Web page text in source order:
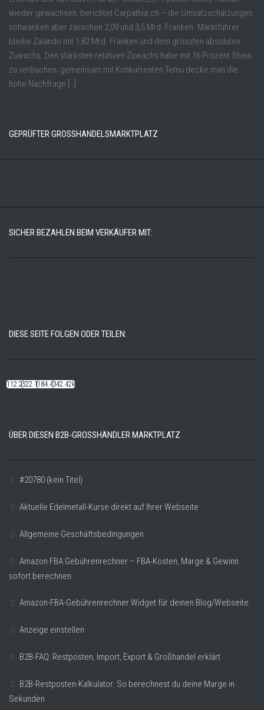
wieder gewachsen, berichtet Carpathia.ch – die Umsatzschätzungen
schwanken aber zwischen 2,09 und 3,5 Mrd. Franken. Marktführer
bleibe Zalando mit 1,82 Mrd. Franken und dem grössten absoluten
Zuwachs. Den stärksten relativen Zuwachs habe mit 16 Prozent Shein
zu verbuchen; gemeinsam mit Konkurrenten Temu decke man die
hohe Nachfrage […]
GEPRÜFTER GROSSHANDELSMARKTPLATZ
SICHER BEZAHLEN BEIM VERKÄUFER MIT:
DIESE SEITE FOLGEN ODER TEILEN:
112.22k522.14k184.48k342.42k
ÜBER DIESEN B2B-GROSSHÄNDLER MARKTPLATZ
#20780 (kein Titel)
Aktuelle Edelmetall-Kurse direkt auf Ihrer Webseite
Allgemeine Geschäftsbedingungen
Amazon FBA Gebührenrechner – FBA-Kosten, Marge & Gewinn
sofort berechnen
Amazon-FBA-Gebührenrechner Widget für deinen Blog/Webseite
Anzeige einstellen
B2B-FAQ: Restposten, Import, Export & Großhandel erklärt
B2B-Restposten-Kalkulator: So berechnest du deine Marge in
Sekunden